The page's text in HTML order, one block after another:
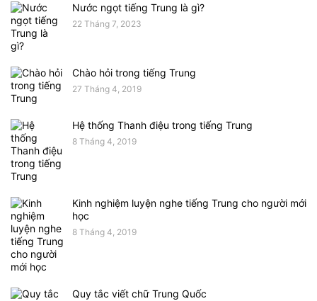
Nước ngọt tiếng Trung là gì?
22 Tháng 7, 2023
Chào hỏi trong tiếng Trung
27 Tháng 4, 2019
Hệ thống Thanh điệu trong tiếng Trung
8 Tháng 4, 2019
Kinh nghiệm luyện nghe tiếng Trung cho người mới
học
8 Tháng 4, 2019
Quy tắc viết chữ Trung Quốc